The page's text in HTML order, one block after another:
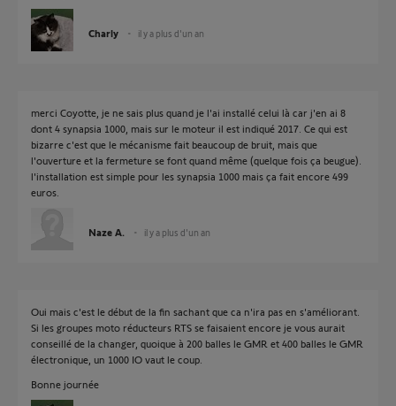
Charly il y a plus d'un an
merci Coyotte, je ne sais plus quand je l'ai installé celui là car j'en ai 8
dont 4 synapsia 1000, mais sur le moteur il est indiqué 2017. Ce qui est
bizarre c'est que le mécanisme fait beaucoup de bruit, mais que
l'ouverture et la fermeture se font quand même (quelque fois ça beugue).
l'installation est simple pour les synapsia 1000 mais ça fait encore 499
euros.
Naze A. il y a plus d'un an
Oui mais c'est le début de la fin sachant que ca n'ira pas en s'améliorant.
Si les groupes moto réducteurs RTS se faisaient encore je vous aurait
conseillé de la changer, quoique à 200 balles le GMR et 400 balles le GMR
électronique, un 1000 IO vaut le coup.
Bonne journée